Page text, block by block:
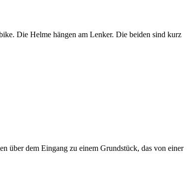
Die Helme hängen am Lenker. Die beiden sind kurz
über dem Eingang zu einem Grundstück, das von einer